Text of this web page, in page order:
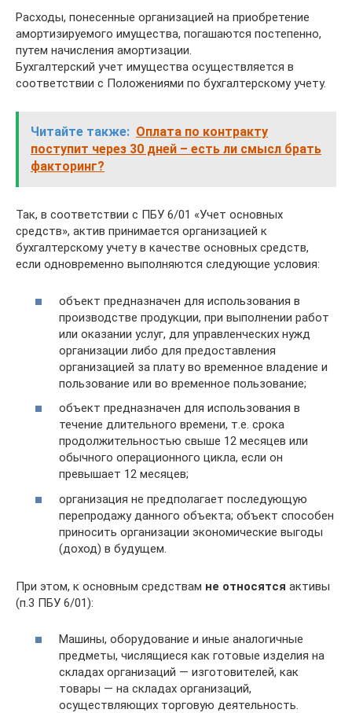
Расходы, понесенные организацией на приобретение
амортизируемого имущества, погашаются постепенно,
путем начисления амортизации.
Бухгалтерский учет имущества осуществляется в
соответствии с Положениями по бухгалтерскому учету.
Читайте также: Оплата по контракту
поступит через 30 дней – есть ли смысл брать
факторинг?
Так, в соответствии с ПБУ 6/01 «Учет основных
средств», актив принимается организацией к
бухгалтерскому учету в качестве основных средств,
если одновременно выполняются следующие условия:
объект предназначен для использования в
производстве продукции, при выполнении работ
или оказании услуг, для управленческих нужд
организации либо для предоставления
организацией за плату во временное владение и
пользование или во временное пользование;
объект предназначен для использования в
течение длительного времени, т.е. срока
продолжительностью свыше 12 месяцев или
обычного операционного цикла, если он
превышает 12 месяцев;
организация не предполагает последующую
перепродажу данного объекта; объект способен
приносить организации экономические выгоды
(доход) в будущем.
При этом, к основным средствам не относятся активы
(п.3 ПБУ 6/01):
Машины, оборудование и иные аналогичные
предметы, числящиеся как готовые изделия на
складах организаций — изготовителей, как
товары — на складах организаций,
осуществляющих торговую деятельность.